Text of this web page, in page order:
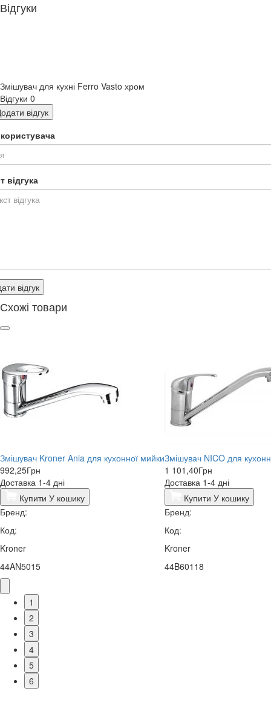
Відгуки
Змішувач для кухні Ferro Vasto хром
Відгуки 0
відгук
відгука
відгук
Схожі товари
Змішувач Kroner Ania для кухонної мийки
992,25Грн
Доставка 1-4 дні
Купити У кошику
Бренд:
Код:
Kroner
44AN5015
Змішувач NICO для
1 101,40Грн
Доставка 1-4 дні
Купити У кошику
Бренд:
Код:
Kroner
44B60118
1
2
3
4
5
6